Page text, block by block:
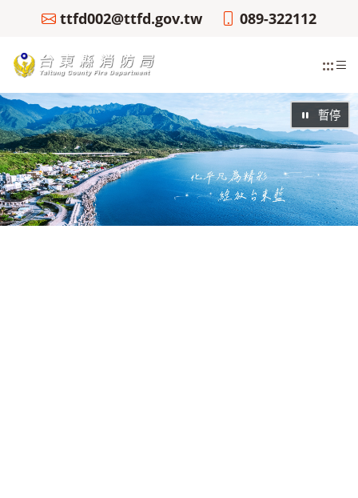
ttfd002@ttfd.gov.tw 089-322112
:::
暫停